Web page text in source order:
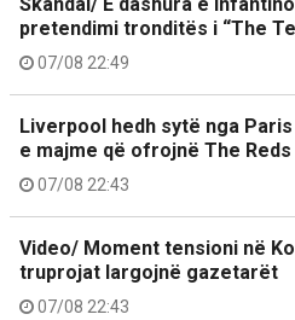
pretendimi tronditës i “The
07/08 22:49
Liverpool hedh sytë nga
e majme që ofrojnë The
07/08 22:43
Video/ Moment tensioni në
truprojat largojnë gazetarët
07/08 22:43